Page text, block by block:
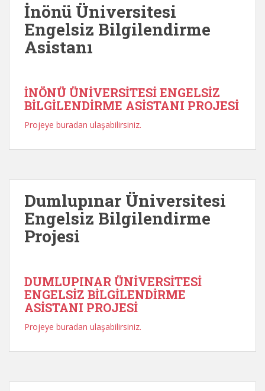
İnönü Üniversitesi
Engelsiz Bilgilendirme
Asistanı
İNÖNÜ ÜNİVERSİTESİ ENGELSİZ
BİLGİLENDİRME ASİSTANI PROJESİ
Projeye buradan ulaşabilirsiniz.
Dumlupınar Üniversitesi
Engelsiz Bilgilendirme
Projesi
DUMLUPINAR ÜNİVERSİTESİ
ENGELSİZ BİLGİLENDİRME
ASİSTANI PROJESİ
Projeye buradan ulaşabilirsiniz.